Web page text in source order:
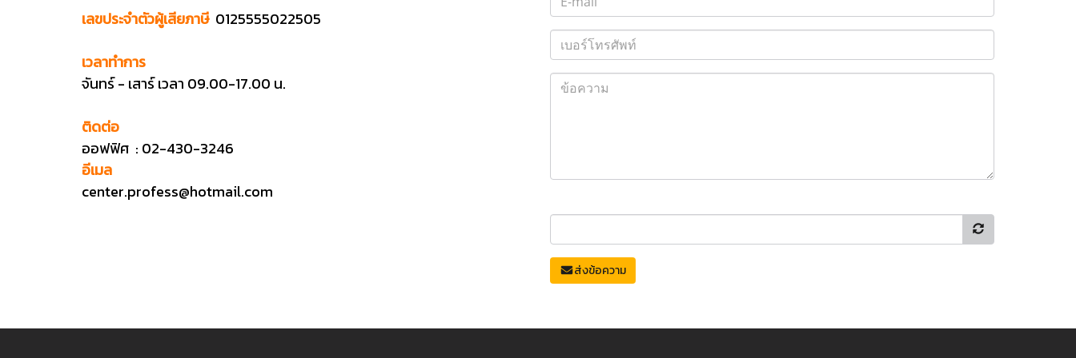
เลขประจำตัวผู้เสียภาษี 0125555022505
เวลาทำการ
จันทร์ - เสาร์ เวลา 09.00-17.00 น.
ติดต่อ
ออฟฟิศ : 02-430-3246
อีเมล
center.profess@hotmail.com
ส่งข้อความ